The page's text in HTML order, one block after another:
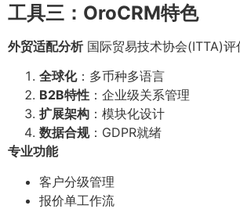
工具三：OroCRM特色
外贸适配分析国际贸易技术协会(ITTA)评
全球化：多币种多语言
B2B特性 ：企业级关系管理
扩展架构 ：模块化设计
数据合规：GDPR就绪
专业功能
客户分级管理
报价单工作流